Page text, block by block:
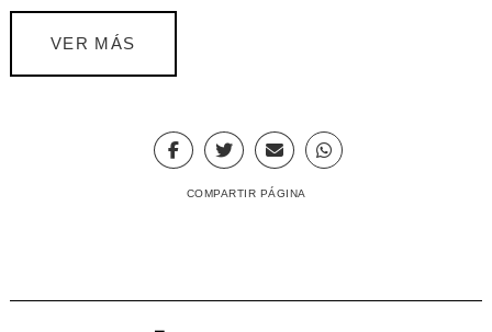
VER MÁS
COMPARTIR PÁGINA